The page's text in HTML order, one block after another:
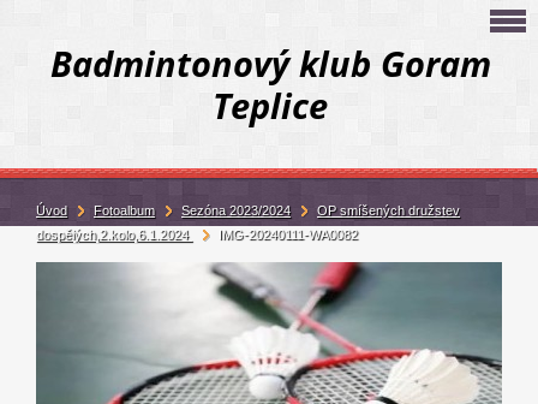
Badmintonový klub Goram
Teplice
Úvod Fotoalbum Sezóna 2023/2024
OP smíšených družstev
dospělých,2.kolo,6.1.2024
IMG-20240111-WA0082